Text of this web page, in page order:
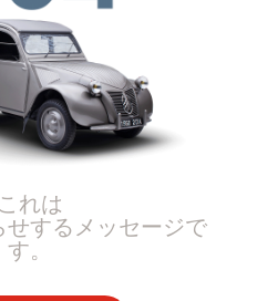
これは
せするメッセージで
す。